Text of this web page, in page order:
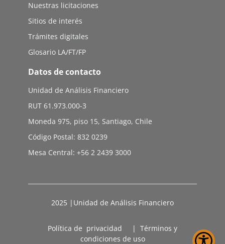
Nuestras licitaciones
Sitios de interés
Trámites digitales
Glosario LA/FT/FP
Datos de contacto
Unidad de Análisis Financiero
RUT 61.973.000-3
Moneda 975, piso 15, Santiago, Chile
Código Postal: 832 0239
Mesa Central: +56 2 2439 3000
2025 |Unidad de Análisis Financiero
Política de privacidad | Términos y
condiciones de uso